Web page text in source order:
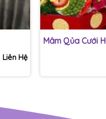
Liên Hệ
+
Mâm Qủa Cưới